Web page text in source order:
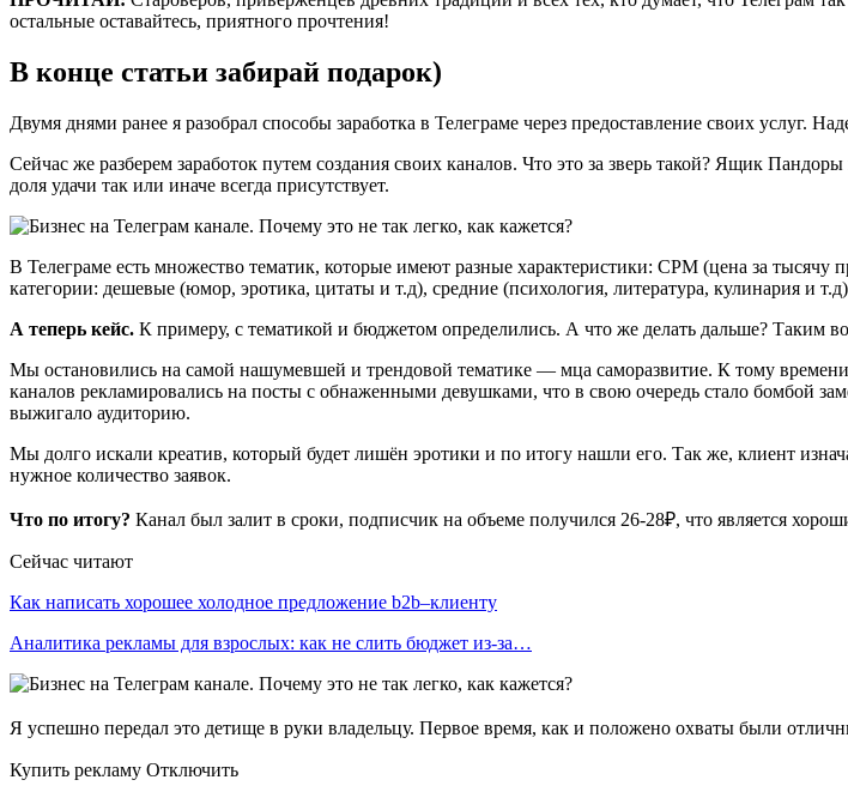
остальные оставайтесь, приятного прочтения!
В конце статьи забирай подарок)
Двумя днями ранее я разобрал способы заработка в Телеграме через предоставление своих
Сейчас же разберем заработок путем создания своих каналов. Что это за зверь такой? Ящик
доля удачи так или иначе всегда присутствует.
В Телеграме есть множество тематик, которые имеют разные характеристики: CPM (цена за
категории: дешевые (юмор, эротика, цитаты и т.д), средние (психология, литература, кулинария и
А теперь кейс. К примеру, с тематикой и бюджетом определились. А что же делать дальше? Таким
Мы остановились на самой нашумевшей и трендовой тематике — мца саморазвитие. К тому
каналов рекламировались на посты с обнаженными девушками, что в свою очередь стало бомбой
выжигало аудиторию.
Мы долго искали креатив, который будет лишён эротики и по итогу нашли его. Так же, клиент
нужное количество заявок.
Что по итогу? Канал был залит в сроки, подписчик на объеме получился 26-28₽, что является
Сейчас читают
Как написать хорошее холодное предложение b2b–клиенту
Аналитика рекламы для взрослых: как не слить бюджет из-за…
Я успешно передал это детище в руки владельцу. Первое время, как и положено охваты были
Купить рекламу Отключить